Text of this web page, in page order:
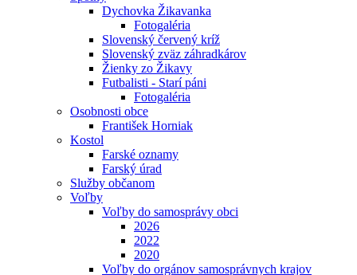
Dychovka Žikavanka
Fotogaléria
Slovenský červený kríž
Slovenský zväz záhradkárov
Žienky zo Žikavy
Futbalisti - Starí páni
Fotogaléria
Osobnosti obce
František Horniak
Kostol
Farské oznamy
Farský úrad
Služby občanom
Voľby
Voľby do samosprávy obci
2026
2022
2020
Voľby do orgánov samosprávnych krajov